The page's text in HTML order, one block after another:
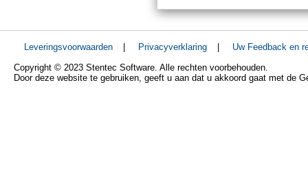
Leveringsvoorwaarden | Privacyverklaring |
Uw Feedback en
Copyright © 2023 Stentec Software. Alle rechten voorbehouden.
Door deze website te gebruiken, geeft u aan dat u akkoord gaat met de